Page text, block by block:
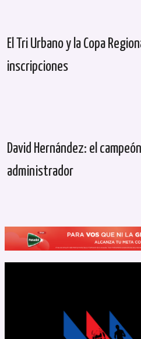
El Tri Urbano y la Copa
inscripciones
David Hernández: el
administrador